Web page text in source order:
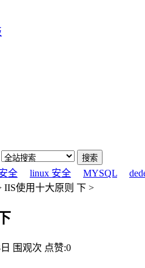
搜索
全 linux 安全 MYSQL
IIS使用十大原则 下 >
围观次 点赞:0